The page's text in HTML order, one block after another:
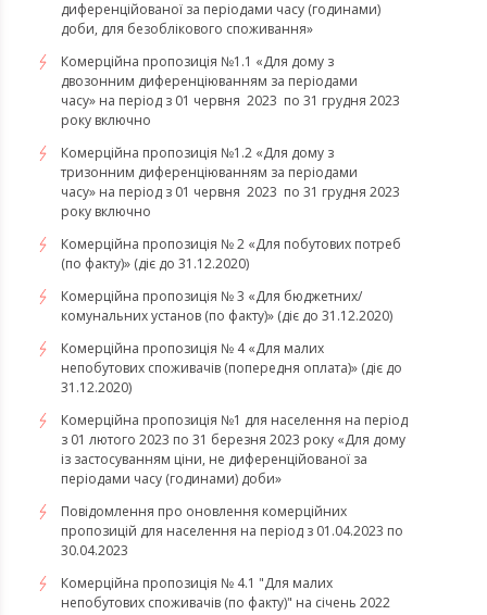
диференційованої за періодами часу (годинами)
доби, для безоблікового споживання»
Комерційна пропозиція №1.1 «Для дому з
двозонним диференціюванням за періодами
часу» на період з 01 червня 2023 по 31 грудня 2023
року включно
Комерційна пропозиція №1.2 «Для дому з
тризонним диференціюванням за періодами
часу» на період з 01 червня 2023 по 31 грудня 2023
року включно
Комерційна пропозиція № 2 «Для побутових потреб
(по факту)» (діє до 31.12.2020)
Комерційна пропозиція № 3 «Для бюджетних/
комунальних установ (по факту)» (діє до 31.12.2020)
Комерційна пропозиція № 4 «Для малих
непобутових споживачів (попередня оплата)» (діє до
31.12.2020)
Комерційна пропозиція №1 для населення на період
з 01 лютого 2023 по 31 березня 2023 року «Для дому
із застосуванням ціни, не диференційованої за
періодами часу (годинами) доби»
Повідомлення про оновлення комерційних
пропозицій для населення на період з 01.04.2023 по
30.04.2023
Комерційна пропозиція № 4.1 "Для малих
непобутових споживачів (по факту)" на січень 2022